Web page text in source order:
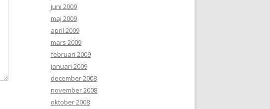
juni 2009
maj 2009
april 2009
mars 2009
februari 2009
januari 2009
december 2008
november 2008
oktober 2008